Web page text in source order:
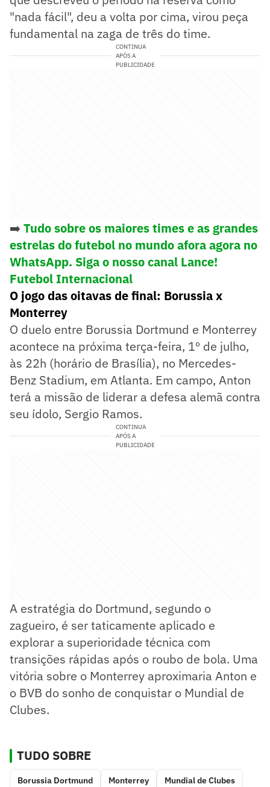
"nada fácil", deu a volta por cima, virou peça
fundamental na zaga de três do time.
CONTINUA
APÓS A
PUBLICIDADE
➡️ Tudo sobre os maiores times e as grandes
estrelas do futebol no mundo afora agora no
WhatsApp. Siga o nosso canal Lance!
Futebol Internacional
O jogo das oitavas de final: Borussia x
Monterrey
O duelo entre Borussia Dortmund e Monterrey
acontece na próxima terça-feira, 1º de julho,
às 22h (horário de Brasília), no Mercedes-
Benz Stadium, em Atlanta. Em campo, Anton
terá a missão de liderar a defesa alemã contra
seu ídolo, Sergio Ramos.
CONTINUA
APÓS A
PUBLICIDADE
A estratégia do Dortmund, segundo o
zagueiro, é ser taticamente aplicado e
explorar a superioridade técnica com
transições rápidas após o roubo de bola. Uma
vitória sobre o Monterrey aproximaria Anton e
o BVB do sonho de conquistar o Mundial de
Clubes.
TUDO SOBRE
Borussia Dortmund Monterrey Mundial de Clubes